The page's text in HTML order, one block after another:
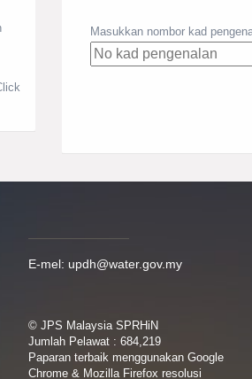
Masukkan nombor kad
E-mel: updh@water.gov.my
© JPS Malaysia SPRHiN
Jumlah Pelawat : 684,219
Paparan terbaik menggunakan Google
Chrome & Mozilla Firefox resolusi